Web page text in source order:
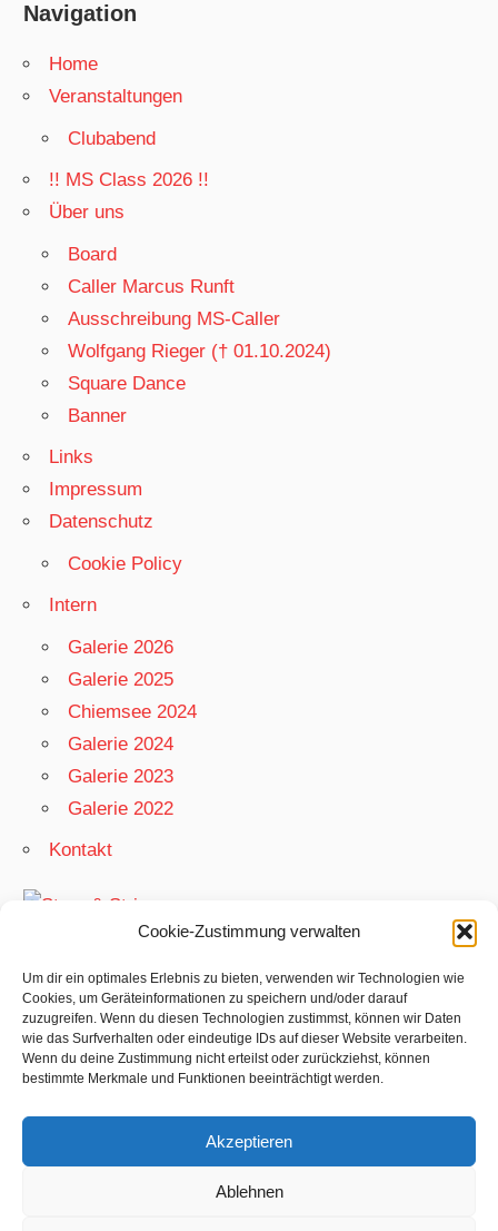
Cookie-Zustimmung verwalten
Um dir ein optimales Erlebnis zu bieten, verwenden wir Technologien wie
Cookies, um Geräteinformationen zu speichern und/oder darauf
zuzugreifen. Wenn du diesen Technologien zustimmst, können wir Daten
wie das Surfverhalten oder eindeutige IDs auf dieser Website verarbeiten.
Wenn du deine Zustimmung nicht erteilst oder zurückziehst, können
bestimmte Merkmale und Funktionen beeinträchtigt werden.
Akzeptieren
Ablehnen
Navigation
Home
Veranstaltungen
Clubabend
!! MS Class 2026 !!
Über uns
Board
Caller Marcus Runft
Ausschreibung MS-Caller
Wolfgang Rieger († 01.10.2024)
Square Dance
Banner
Links
Impressum
Datenschutz
Cookie Policy
Intern
Galerie 2026
Galerie 2025
Chiemsee 2024
Galerie 2024
Galerie 2023
Galerie 2022
Kontakt
Anmelden
Eintrags-Feed
Kommentar-Feed